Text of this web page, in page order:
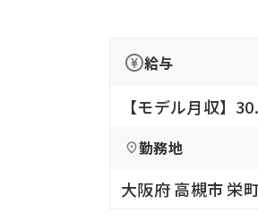
給与
【モデル月収】
勤務地
大阪府 高槻市 栄